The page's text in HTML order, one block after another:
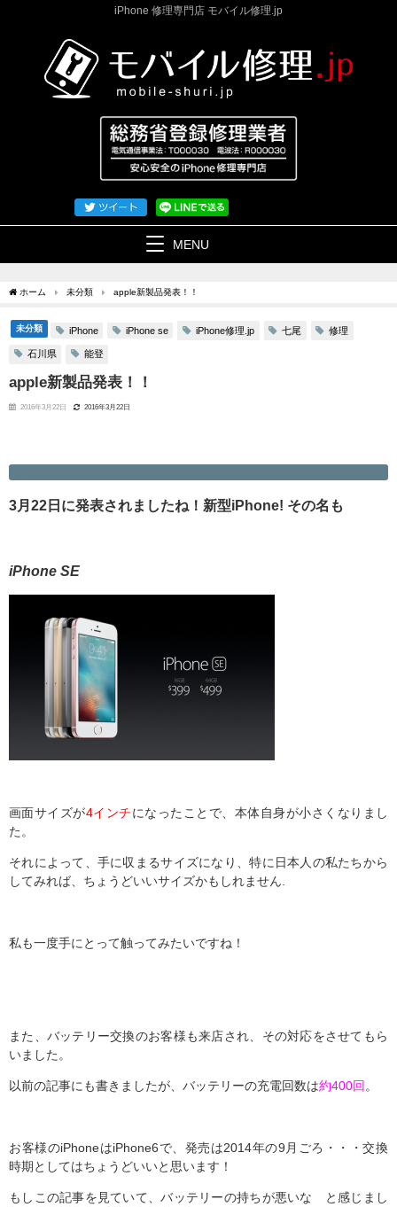
iPhone 修理専門店 モバイル修理.jp
MENU
ホーム 未分類 apple新製品発表！！
未分類 iPhone iPhone se iPhone修理.jp 七尾 修理
石川県 能登
apple新製品発表！！
2016年3月22日 2016年3月22日
3月22日に発表されましたね！新型iPhone! その名も
iPhone SE
画面サイズが4インチ になったことで、本体自身が小さくなりまし
た。
それによって、手に収まるサイズになり、特に日本人の私たちから
してみれば、ちょうどいいサイズかもしれません.
私も一度手にとって触ってみたいですね！
また、バッテリー交換のお客様も来店され、その対応をさせてもら
いました。
以前の記事にも書きましたが、バッテリーの充電回数は約400回
お客様のiPhoneはiPhone6で、発売は2014年の9月ごろ・・・交換
時期としてはちょうどいいと思います！
もしこの記事を見ていて、バッテリーの持ちが悪いな と感じまし